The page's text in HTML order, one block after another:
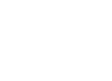
La fecha elegida es el
,
Música’, el grupo de
han adaptado el